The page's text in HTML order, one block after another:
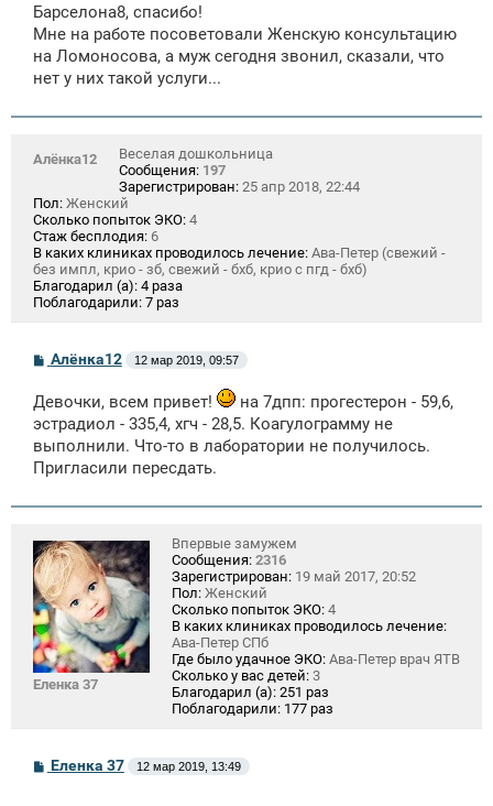
б
щ
н
и
Барселона8, спасибо!
Мне на работе посоветовали Женскую консультацию
на Ломоносова, а муж сегодня звонил, сказали, что
нет у них такой услуги...
Алёнка12
Веселая дошкольница
Сообщения: 197
Зарегистрирован: 25 апр 2018, 22:44
Пол: Женский
Сколько попыток ЭКО: 4
Стаж бесплодия: 6
В каких клиниках проводилось лечение: Ава-Петер (свежий -
без импл, крио - зб, свежий - бхб, крио с пгд - бхб)
Благодарил (а): 4 раза
Поблагодарили: 7 раз
С
о
б
щ
е
н
и
е
Алёнка12 12 мар 2019, 09:57
Девочки, всем привет!
на 7дпп: прогестерон - 59,6,
эстрадиол - 335,4, хгч - 28,5. Коагулограмму не
выполнили. Что-то в лаборатории не получилось.
Пригласили пересдать.
Еленка 37
Впервые замужем
Сообщения: 2316
Зарегистрирован: 19 май 2017, 20:52
Пол: Женский
Сколько попыток ЭКО: 4
В каких клиниках проводилось лечение:
Ава-Петер СПб
Где было удачное ЭКО: Ава-Петер врач ЯТВ
Сколько у вас детей: 3
Благодарил (а): 251 раз
Поблагодарили: 177 раз
С
о
Еленка 37 12 мар 2019, 13:49